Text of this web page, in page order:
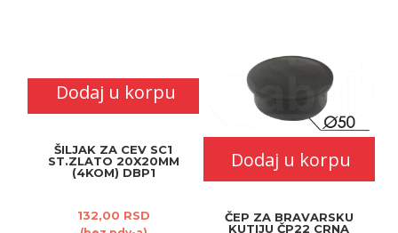
Dodaj u korpu
ŠILJAK ZA CEV SC1
ST.ZLATO 20X20MM
(4KOM) DBP1
132,00 RSD
Dodaj u korpu
ČEP ZA BRAVARSKU
KUTIJU ČP22 CRNA